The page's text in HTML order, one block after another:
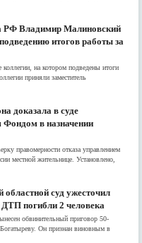
РФ Владимир Малиновский
итогов работы за
коллегии, на котором подведены итоги
приняли заместитель
доказала в суде
Фондом в назначении
правомерности отказа управлением
местной жительнице. Установлено,
суд ужесточил
ДТП погибли 2 человека
обвинительный приговор 50-
Он признан виновным в